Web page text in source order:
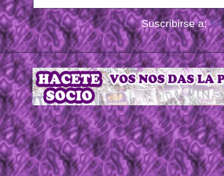
Suscribirse a: